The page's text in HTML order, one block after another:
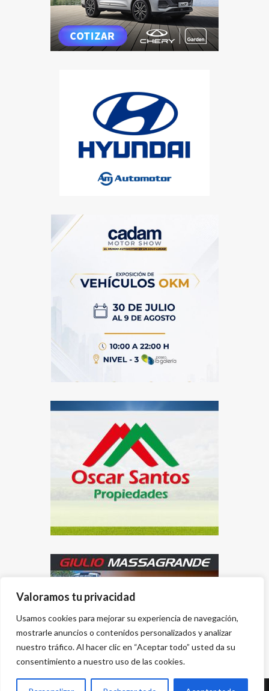
Valoramos tu privacidad
Usamos cookies para mejorar su experiencia de navegación,
mostrarle anuncios o contenidos personalizados y analizar
nuestro tráfico. Al hacer clic en “Aceptar todo” usted da su
consentimiento a nuestro uso de las cookies.